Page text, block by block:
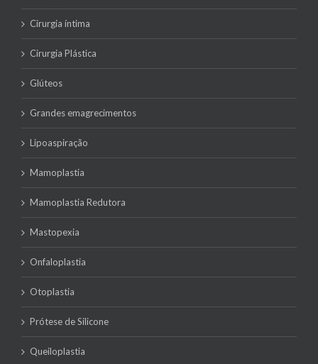
Cirurgia íntima
Cirurgia Plástica
Glúteos
Grandes emagrecimentos
Lipoaspiração
Mamoplastia
Mamoplastia Redutora
Mastopexia
Onfaloplastia
Otoplastia
Prótese de Silicone
Queiloplastia